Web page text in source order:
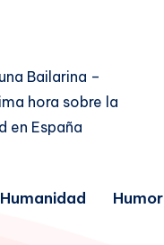
Humanidad Humor